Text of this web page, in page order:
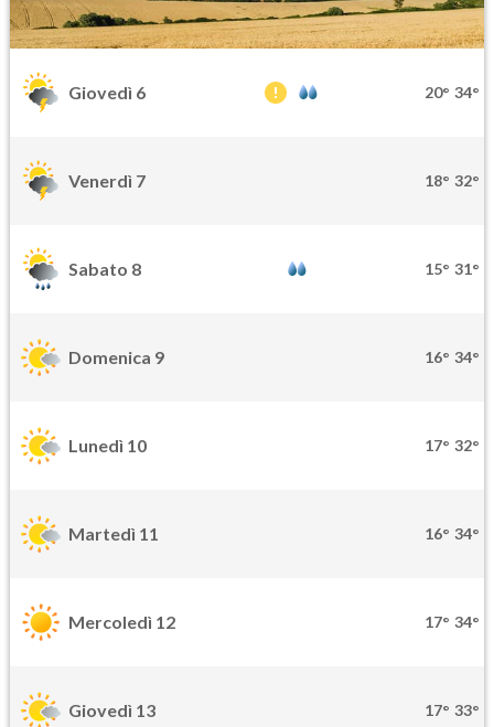
Giovedì 6 20° 34°
Venerdì 7 18° 32°
Sabato 8 15° 31°
Domenica 9 16° 34°
Lunedì 10 17° 32°
Martedì 11 16° 34°
Mercoledì 12 17° 34°
Giovedì 13 17° 33°